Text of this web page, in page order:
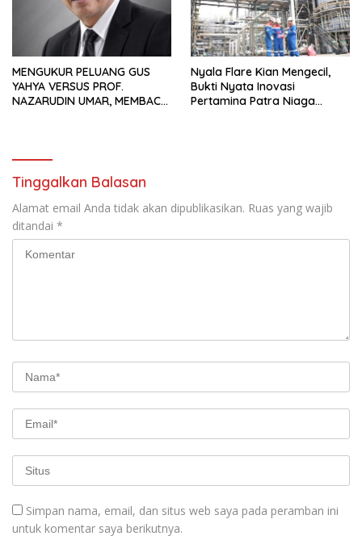
MENGUKUR PELUANG GUS
YAHYA VERSUS PROF.
NAZARUDIN UMAR, MEMBACA
Nyala Flare Kian Mengecil,
Bukti Nyata Inovasi
Pertamina Patra Niaga
Tinggalkan Balasan
Alamat email Anda tidak akan dipublikasikan. Ruas yang wajib
ditandai *
Simpan nama, email, dan situs web saya pada peramban ini
untuk komentar saya berikutnya.